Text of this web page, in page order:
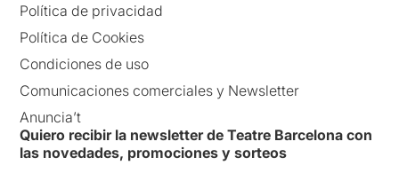
Política de privacidad
Política de Cookies
Condiciones de uso
Comunicaciones comerciales y Newsletter
Anuncia’t
Quiero recibir la newsletter de Teatre Barcelona con
las novedades, promociones y sorteos